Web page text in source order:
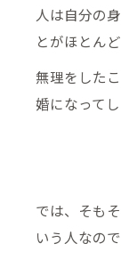
人は自分の
とがほとんど
無理をした
婚になって
では、そも
いう人なの